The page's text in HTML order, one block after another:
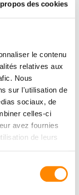
des cookies
le contenu
relatives aux
Nous
sur l'utilisation de
sociaux, de
celles-ci
avez fournies
de leurs